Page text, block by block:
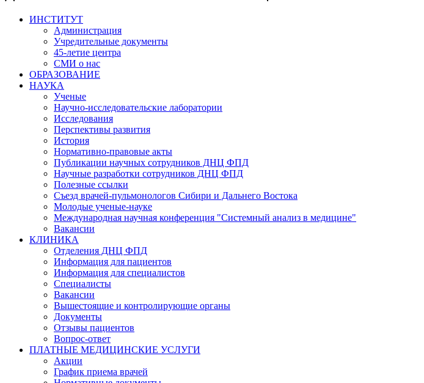
ИНСТИТУТ
Администрация
Учредительные документы
45-летие центра
СМИ о нас
ОБРАЗОВАНИЕ
НАУКА
Ученые
Научно-исследовательские лаборатории
Исследования
Перспективы развития
История
Нормативно-правовые акты
Публикации научных сотрудников ДНЦ ФПД
Научные разработки сотрудников ДНЦ ФПД
Полезные ссылки
Съезд врачей-пульмонологов Сибири и Дальнего Востока
Молодые ученые-науке
Международная научная конференция "Системный анализ в медицине"
Вакансии
КЛИНИКА
Отделения ДНЦ ФПД
Информация для пациентов
Информация для специалистов
Специалисты
Вакансии
Вышестоящие и контролирующие органы
Документы
Отзывы пациентов
Вопрос-ответ
ПЛАТНЫЕ МЕДИЦИНСКИЕ УСЛУГИ
Акции
График приема врачей